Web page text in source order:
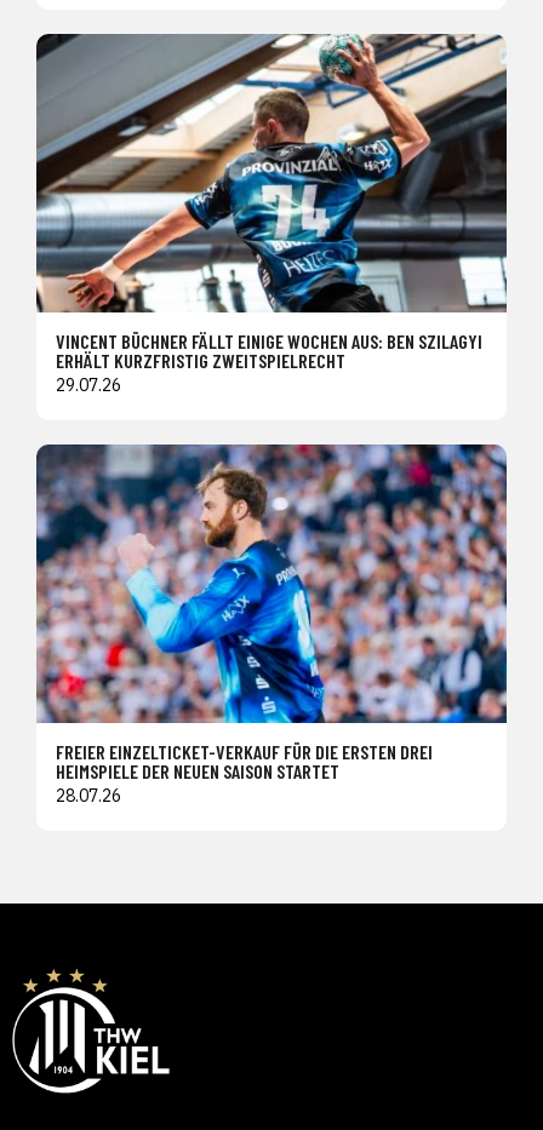
VINCENT BÜCHNER FÄLLT EINIGE WOCHEN AUS: BEN SZILAGYI
ERHÄLT KURZFRISTIG ZWEITSPIELRECHT
29.07.26
FREIER EINZELTICKET-VERKAUF FÜR DIE ERSTEN DREI
HEIMSPIELE DER NEUEN SAISON STARTET
28.07.26